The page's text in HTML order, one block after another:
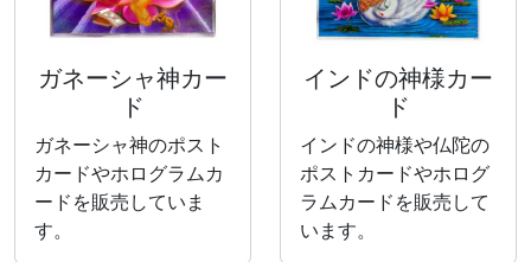
ガネーシャ神カー
ド
ガネーシャ神のポスト
カードやホログラムカ
ードを販売していま
す。
インドの神様カー
ド
インドの神様や仏陀の
ポストカードやホログ
ラムカードを販売して
います。